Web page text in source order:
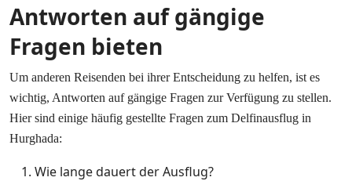
Antworten auf gängige
Fragen bieten
Um anderen Reisenden bei ihrer Entscheidung zu helfen, ist es
wichtig, Antworten auf gängige Fragen zur Verfügung zu stellen.
Hier sind einige häufig gestellte Fragen zum Delfinausflug in
Hurghada:
Wie lange dauert der Ausflug?